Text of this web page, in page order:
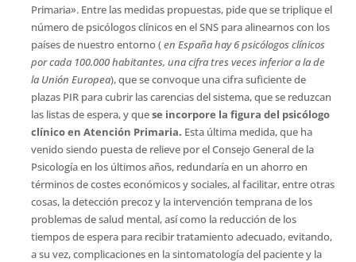
Primaria». Entre las medidas propuestas, pide que se triplique el
número de psicólogos clínicos en el SNS para alinearnos con los
países de nuestro entorno ( en España hay 6 psicólogos clínicos
por cada 100.000 habitantes, una cifra tres veces inferior a la de
la Unión Europea), que se convoque una cifra suficiente de
plazas PIR para cubrir las carencias del sistema, que se reduzcan
las listas de espera, y quese incorpore la figura del psicólogo
clínico en Atención Primaria. Esta última medida, que ha
venido siendo puesta de relieve por el Consejo General de la
Psicología en los últimos años, redundaría en un ahorro en
términos de costes económicos y sociales, al facilitar, entre otras
cosas, la detección precoz y la intervención temprana de los
problemas de salud mental, así como la reducción de los
tiempos de espera para recibir tratamiento adecuado, evitando,
a su vez, complicaciones en la sintomatología del paciente y la